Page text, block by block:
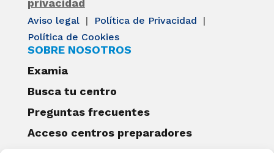
Aviso legal | Política de Privacidad
|
Política de Cookies
SOBRE NOSOTROS
Examia
Busca tu centro
Preguntas frecuentes
Acceso centros preparadores